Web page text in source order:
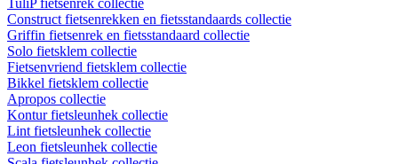
TuliP fietsenrek collectie
Construct fietsenrekken en fietsstandaards collectie
Griffin fietsenrek en fietsstandaard collectie
Solo fietsklem collectie
Fietsenvriend fietsklem collectie
Bikkel fietsklem collectie
Apropos collectie
Kontur fietsleunhek collectie
Lint fietsleunhek collectie
Leon fietsleunhek collectie